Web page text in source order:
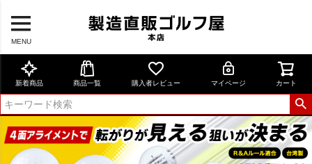
MENU
新着商品 商品一覧 購入者レビュー マイページ カート